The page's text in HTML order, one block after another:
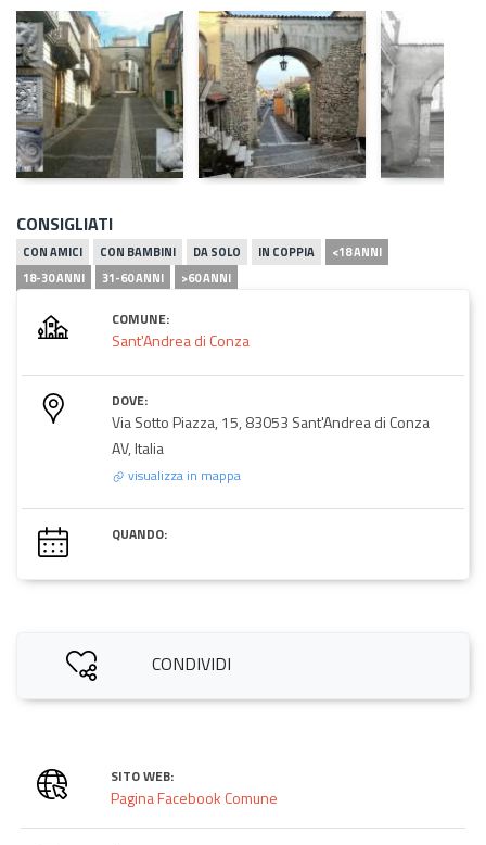
CONSIGLIATI
CON AMICI CON BAMBINI DA SOLO IN COPPIA
<18 ANNI
18-30 ANNI
31-60 ANNI >60 ANNI
COMUNE:
Sant'Andrea di Conza
DOVE:
Via Sotto Piazza, 15, 83053 Sant'Andrea di Conza
AV, Italia
visualizza in mappa
QUANDO:
CONDIVIDI
SITO WEB:
Pagina Facebook Comune